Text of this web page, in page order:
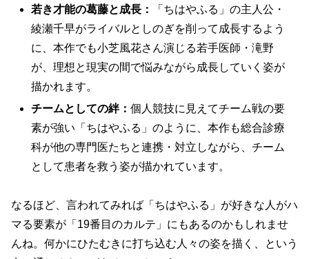
若き才能の葛藤と成長：
「ちはやふる」の主人公・
綾瀬千早がライバルとしのぎを削って成長するよう
に、本作でも小芝風花さん演じる若手医師・滝野
が、理想と現実の間で悩みながら成長していく姿が
描かれます。
チームとしての絆：個人競技に見えてチーム戦の要
素が強い「ちはやふる」のように、本作も総合診療
科が他の専門医たちと連携・対立しながら、チーム
として患者を救う姿が描かれています。
なるほど、言われてみれば「ちはやふる」が好きな人がハ
マる要素が「19番目のカルテ」にもあるのかもしれませ
んね。何かにひたむきに打ち込む人々の姿を描く、という